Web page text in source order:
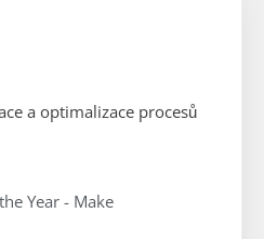
a optimalizace procesů
Year - Make